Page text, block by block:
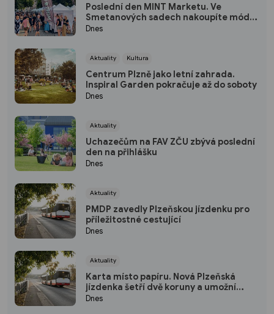
Poslední den MINT Marketu. Ve
Smetanových sadech nakoupíte módu,
šperky i keramiku
Dnes
Aktuality Kultura
Centrum Plzně jako letní zahrada.
Inspiral Garden pokračuje až do soboty
Dnes
Aktuality
Uchazečům na FAV ZČU zbývá poslední
den na přihlášku
Dnes
Aktuality
PMDP zavedly Plzeňskou jízdenku pro
příležitostné cestující
Dnes
Aktuality
Karta místo papíru. Nová Plzeňská
jízdenka šetří dvě koruny a umožní
přestup
Dnes